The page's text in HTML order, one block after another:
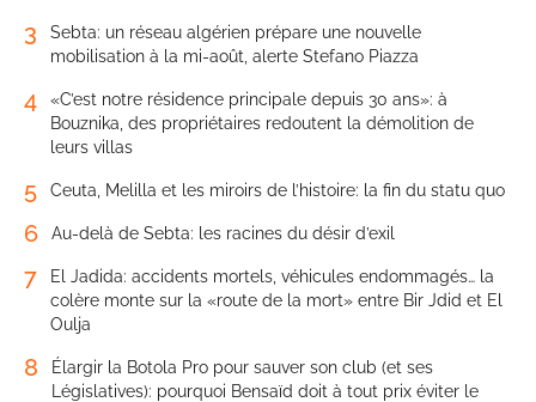
3
Sebta: un réseau algérien prépare une nouvelle
mobilisation à la mi-août, alerte Stefano Piazza
4
«C’est notre résidence principale depuis 30 ans»: à
Bouznika, des propriétaires redoutent la démolition de
leurs villas
5 Ceuta, Melilla et les miroirs de l’histoire: la fin du statu quo
6 Au-delà de Sebta: les racines du désir d’exil
7
El Jadida: accidents mortels, véhicules endommagés… la
colère monte sur la «route de la mort» entre Bir Jdid et El
Oulja
8
Élargir la Botola Pro pour sauver son club (et ses
Législatives): pourquoi Bensaïd doit à tout prix éviter le